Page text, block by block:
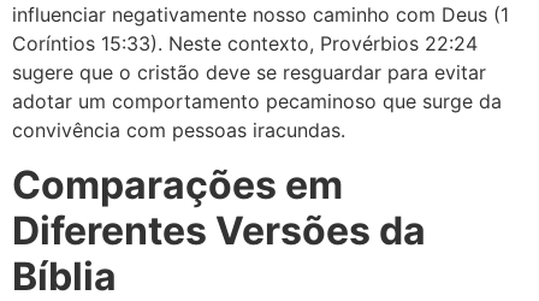
influenciar negativamente nosso caminho com Deus (1
Coríntios 15:33). Neste contexto, Provérbios 22:24
sugere que o cristão deve se resguardar para evitar
adotar um comportamento pecaminoso que surge da
convivência com pessoas iracundas.
Comparações em
Diferentes Versões da
Bíblia